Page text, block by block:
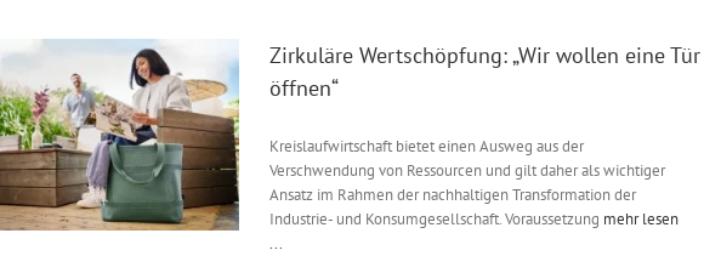
Zirkuläre Wertschöpfung: „Wir wollen eine Tür
öffnen“
Kreislaufwirtschaft bietet einen Ausweg aus der
Verschwendung von Ressourcen und gilt daher als wichtiger
Ansatz im Rahmen der nachhaltigen Transformation der
Industrie- und Konsumgesellschaft. Voraussetzung mehr lesen
...